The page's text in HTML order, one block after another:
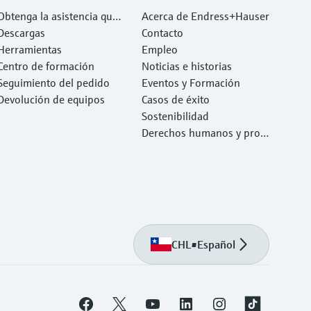
la asistencia que
con rapidez
de formación
del pedido
de equipos
Acerca de Endress+Hauser
Contacto
Empleo
Noticias e historias
Eventos y Formación
Casos de éxito
Sostenibilidad
Derechos humanos y prote
CHL•Español